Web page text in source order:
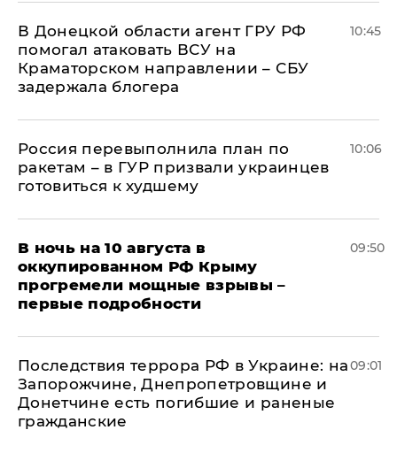
В Донецкой области агент ГРУ РФ
помогал атаковать ВСУ на
Краматорском направлении – СБУ
задержала блогера
10:45
Россия перевыполнила план по
ракетам – в ГУР призвали украинцев
готовиться к худшему
10:06
В ночь на 10 августа в
оккупированном РФ Крыму
прогремели мощные взрывы –
первые подробности
09:50
Последствия террора РФ в Украине: на
Запорожчине, Днепропетровщине и
Донетчине есть погибшие и раненые
гражданские
09:01